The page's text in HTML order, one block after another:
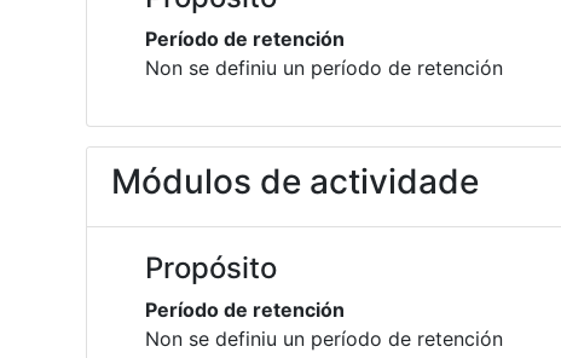
Período de retención
Non se definiu un período de retención
Módulos de actividade
Propósito
Período de retención
Non se definiu un período de retención